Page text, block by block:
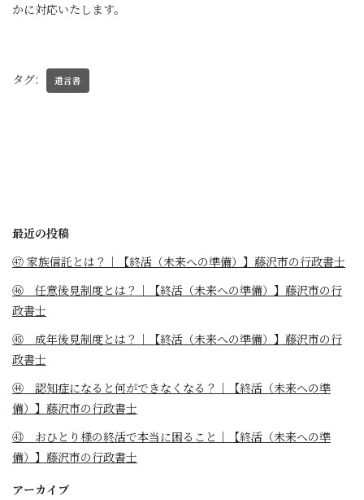
かに対応いたします。
タグ: 遺言書
最近の投稿
㊼ 家族信託とは？｜【終活（未来への準備）】藤沢市の行政書士
㊻ 任意後見制度とは？｜【終活（未来への準備）】藤沢市の行
政書士
㊺ 成年後見制度とは？｜【終活（未来への準備）】藤沢市の行
政書士
㊹ 認知症になると何ができなくなる？｜【終活（未来への準
備）】藤沢市の行政書士
㊸ おひとり様の終活で本当に困ること｜【終活（未来への準
備）】藤沢市の行政書士
アーカイブ